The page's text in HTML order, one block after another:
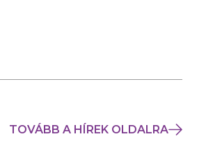
TOVÁBB A HÍREK OLDALRA